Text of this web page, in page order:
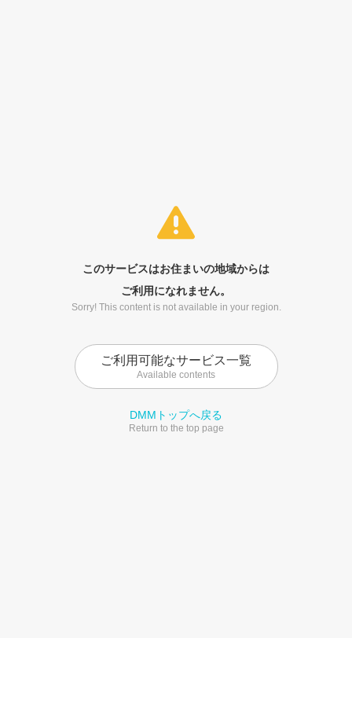
このサービスはお住まいの地域からは
ご利用になれません。
Sorry! This content is not available in your region.
ご利用可能なサービス一覧
Available contents
DMMトップへ戻る
Return to the top page